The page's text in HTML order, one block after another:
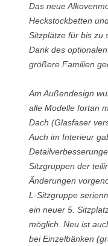
Das neue
Heckstockbetten
Sitzplätze für bis zu
Dank des
größere Familien
Am Außendesign
alle Modelle fortan
Dach (Glasfaser
Auch im Interieur
Sitzgruppen der
Änderungen
L-Sitzgruppe
ein neuer 5.
möglich. Neu ist
bei Einzelbänken